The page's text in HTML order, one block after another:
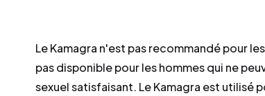
Le Kamagra n'est pas recommandé pour
pas disponible pour les hommes qui ne
sexuel satisfaisant. Le Kamagra est utilisé